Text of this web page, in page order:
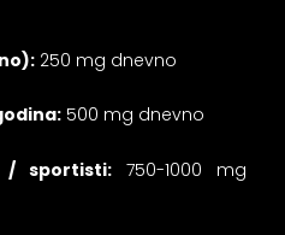
250 mg dnevno
500 mg dnevno
/ sportisti: 750-1000 mg